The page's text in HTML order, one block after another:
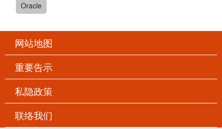
Oracle
网站地图
重要告示
私隐政策
联络我们